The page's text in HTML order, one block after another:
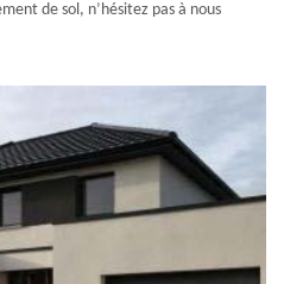
de sol, n’hésitez pas à nous